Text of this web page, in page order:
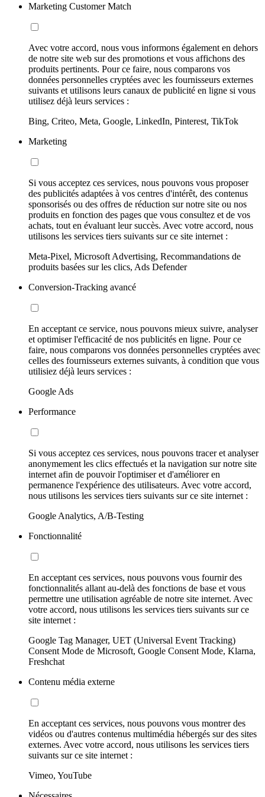
Marketing Customer Match
Avec votre accord, nous vous informons également en dehors
de notre site web sur des promotions et vous affichons des
produits pertinents. Pour ce faire, nous comparons vos
données personnelles cryptées avec les fournisseurs externes
suivants et utilisons leurs canaux de publicité en ligne si vous
utilisez déjà leurs services :
Bing, Criteo, Meta, Google, LinkedIn, Pinterest, TikTok
Marketing
Si vous acceptez ces services, nous pouvons vous proposer
des publicités adaptées à vos centres d'intérêt, des contenus
sponsorisés ou des offres de réduction sur notre site ou nos
produits en fonction des pages que vous consultez et de vos
achats, tout en évaluant leur succès. Avec votre accord, nous
utilisons les services tiers suivants sur ce site internet :
Meta-Pixel, Microsoft Advertising, Recommandations de
produits basées sur les clics, Ads Defender
Conversion-Tracking avancé
En acceptant ce service, nous pouvons mieux suivre, analyser
et optimiser l'efficacité de nos publicités en ligne. Pour ce
faire, nous comparons vos données personnelles cryptées avec
celles des fournisseurs externes suivants, à condition que vous
utilisiez déjà leurs services :
Google Ads
Performance
Si vous acceptez ces services, nous pouvons tracer et analyser
anonymement les clics effectués et la navigation sur notre site
internet afin de pouvoir l'optimiser et d'améliorer en
permanence l'expérience des utilisateurs. Avec votre accord,
nous utilisons les services tiers suivants sur ce site internet :
Google Analytics, A/B-Testing
Fonctionnalité
En acceptant ces services, nous pouvons vous fournir des
fonctionnalités allant au-delà des fonctions de base et vous
permettre une utilisation agréable de notre site internet. Avec
votre accord, nous utilisons les services tiers suivants sur ce
site internet :
Google Tag Manager, UET (Universal Event Tracking)
Consent Mode de Microsoft, Google Consent Mode, Klarna,
Freshchat
Contenu média externe
En acceptant ces services, nous pouvons vous montrer des
vidéos ou d'autres contenus multimédia hébergés sur des sites
externes. Avec votre accord, nous utilisons les services tiers
suivants sur ce site internet :
Vimeo, YouTube